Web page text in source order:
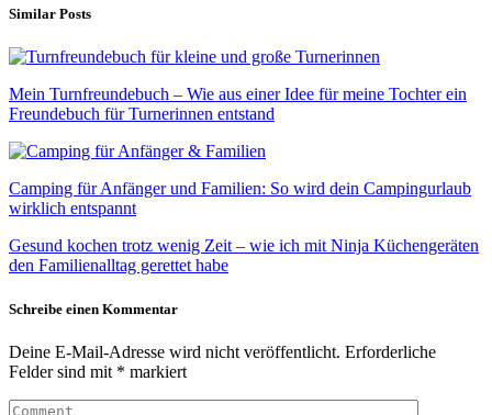
Similar Posts
Mein Turnfreundebuch – Wie aus einer Idee für meine Tochter ein
Freundebuch für Turnerinnen entstand
Camping für Anfänger und Familien: So wird dein Campingurlaub
wirklich entspannt
Gesund kochen trotz wenig Zeit – wie ich mit Ninja Küchengeräten
den Familienalltag gerettet habe
Schreibe einen Kommentar
Deine E-Mail-Adresse wird nicht veröffentlicht. Erforderliche
Felder sind mit * markiert